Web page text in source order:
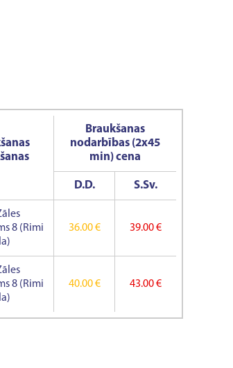
Braukšanas
nodarbības (2x45
min) cena
D.D. S.Sv.
8 (Rimi
36.00 € 39.00 €
8 (Rimi
40.00 € 43.00 €